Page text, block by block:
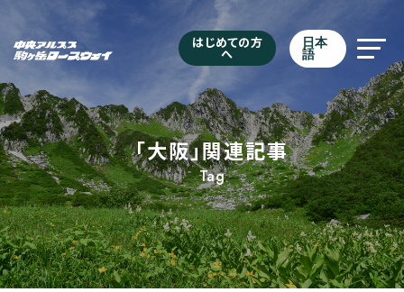
はじめての方
へ
日本
語
「大阪」関連記事
Tag